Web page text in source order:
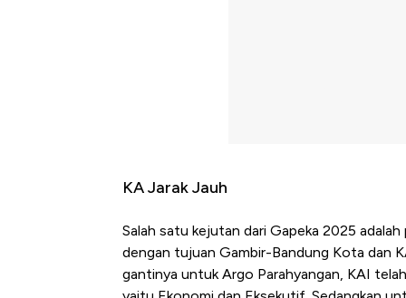
KA Jarak Jauh
Salah satu kejutan dari Gapeka 2025
dengan tujuan Gambir-Bandung Kota dan
gantinya untuk Argo Parahyangan, KAI